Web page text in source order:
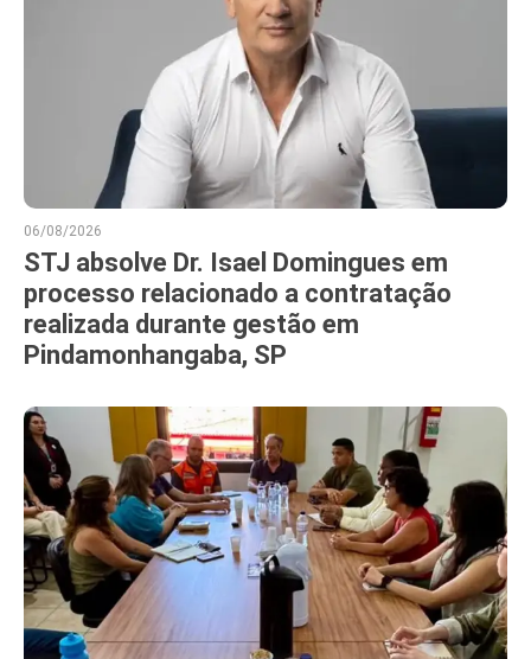
06/08/2026
STJ absolve Dr. Isael Domingues em
processo relacionado a contratação
realizada durante gestão em
Pindamonhangaba, SP